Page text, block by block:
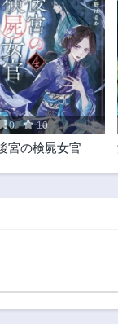
0 10
宮の検屍女官